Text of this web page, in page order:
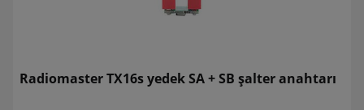
Radiomaster TX16s yedek SA + SB şalter anahtarı